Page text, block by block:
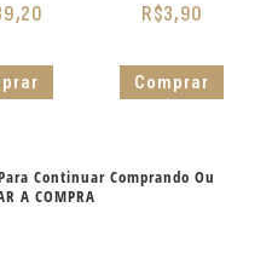
R$3,90
Comprar
Continuar Comprando Ou
A COMPRA